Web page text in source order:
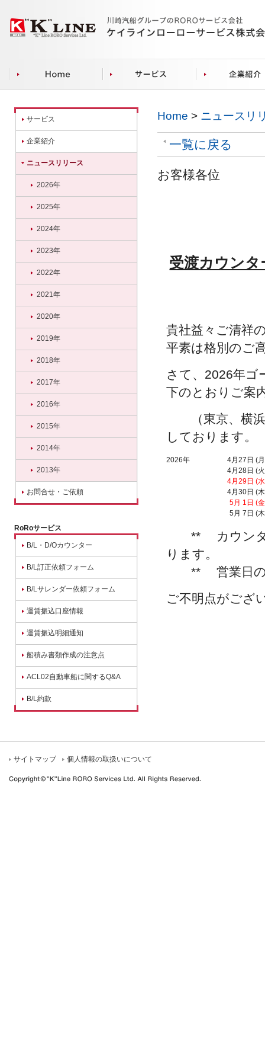
サービス
企業紹介
ニュースリリース
2026年
2025年
2024年
2023年
2022年
2021年
2020年
2019年
2018年
2017年
2016年
2015年
2014年
2013年
お問合せ・ご依頼
RoRoサービス
B/L・D/Oカウンター
B/L訂正依頼フォーム
B/Lサレンダー依頼フォーム
運賃振込口座情報
運賃振込明細通知
船積み書類作成の注意点
ACL02自動車船に関するQ&A
B/L約款
Home > ニュースリ
一覧に戻る
お客様各位
受渡カウン
貴社益々ご清祥
平素は格別のご
さて、2026年ゴ
下のとおりご案
（東京、横浜
しております。
2026年
4月27日 (
4月28日 (
4月29日 (
4月30日 (
5月 1日 (
5月 7日 (
** カウンター
ります。
** 営業日の電
ご不明点がござ
サイトマップ 個人情報の取扱いについて